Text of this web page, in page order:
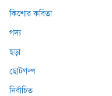
কিশোর কবিতা
গদ্য
ছড়া
ছোটগল্প
নির্বাচিত